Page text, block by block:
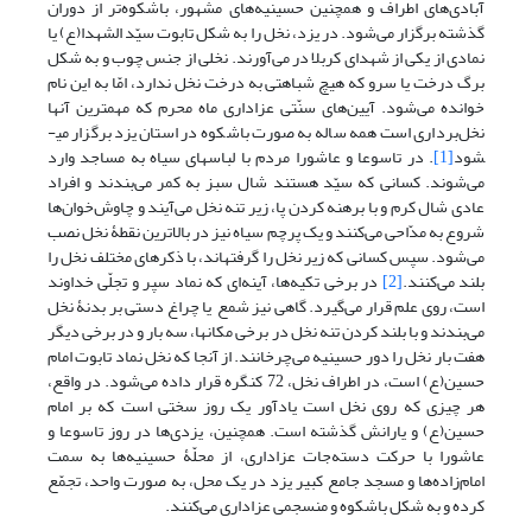
آبادی‌های اطراف و همچنین حسینیه‌های مشهور، باشکوه‌تر از دوران
گذشته برگزار می‌شود. در یزد، نخل را به شکل تابوت سیّد الشهدا(ع) یا
نمادی از یکی از شهدای کربلا در می‌آورند. نخلی از جنس چوب و به شکل
برگ درخت یا سرو که هیچ شباهتی به درخت نخل ندارد، امّا به این نام
خوانده می‌شود. آیین‌های سنّتی عزاداری ماه محرم که مهمترین آنها
نخل‌برداری است همه ساله به صورت باشکوه در استان یزد برگزار می­
شود[1] . در تاسوعا و عاشورا مردم با لباس­های سیاه به مساجد وارد
می‌شوند. کسانی که سیّد هستند شال سبز به کمر می‌بندند و افراد
عادی شال کرم و با برهنه کردن پا، زیر تنه نخل می‌آیند و چاوش‌خوان‌ها
شروع به مدّاحی می‌کنند و یک پرچم سیاه نیز در بالاترین نقطۀ نخل نصب
می‌شود. سپس کسانی که زیر نخل را گرفته­اند، با ذکرهای مختلف نخل را
بلند می‌کنند.[2] در برخی تکیه‌ها، آینه‌ای که نماد سپر و تجلّی خداوند
است، روی علم قرار می‌گیرد. گاهی نیز شمع یا چراغ دستی بر بدنۀ نخل
می‌بندند و با بلند کردن تنه نخل در برخی مکان­ها، سه ‌بار و در برخی دیگر
هفت ‌بار نخل را دور حسینیه می‌چرخانند. از آنجا که نخل نماد تابوت امام
حسین(ع) است، در اطراف نخل، 72 کنگره قرار داده می‌شود. در واقع،
هر چیزی که روی نخل است یادآور یک روز سختی است که بر امام
حسین(ع) و یارانش گذشته است. همچنین، یزدی‌ها در روز تاسوعا و
عاشورا با حرکت دسته‌جات عزاداری، از محلّۀ حسینیه‌ها به سمت
امام‌زاده‌ها و مسجد جامع کبیر یزد در یک محل، به صورت واحد، تجمّع
کرده و به شکل باشکوه و منسجمی عزاداری می‌کنند.